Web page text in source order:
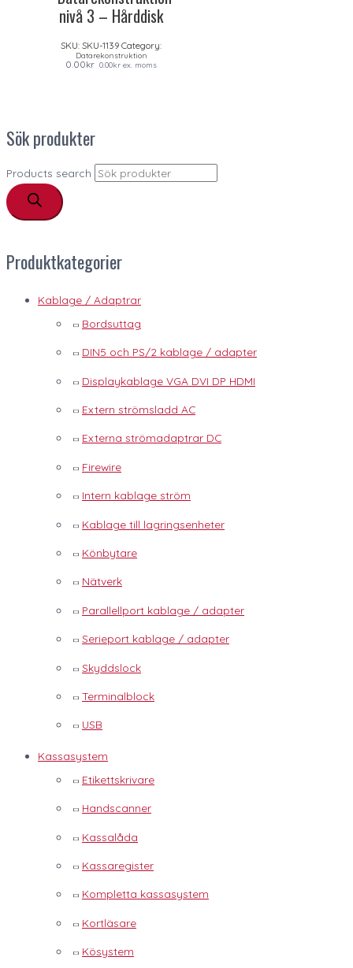
Sök produkter
Products search
Produktkategorier
Kablage / Adaptrar
Bordsuttag
DIN5 och PS/2 kablage / adapter
Displaykablage VGA DVI DP HDMI
Extern strömsladd AC
Externa strömadaptrar DC
Firewire
Intern kablage ström
Kablage till lagringsenheter
Könbytare
Nätverk
Parallellport kablage / adapter
Serieport kablage / adapter
Skyddslock
Terminalblock
USB
Kassasystem
Etikettskrivare
Handscanner
Kassalåda
Kassaregister
Kompletta kassasystem
Kortläsare
Kösystem
nivå 3 – Hårddisk
SKU: SKU-1139 Category:
Datarekonstruktion
0.00kr 0.00kr ex. moms